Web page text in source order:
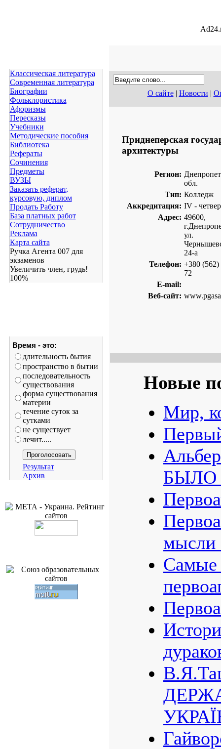
Классическая литература
Современная литература
Биографии
Фольклористика
Афоризмы
Пересказы
Учебники
Методические пособия
Библиотека
Рефераты
Сочинения
Предметы
ВУЗЫ
Заказать реферат,
курсовую, диплом
Продать Работу
База платных работ
Сотрудничество
Реклама
Карта сайта
Ручка Агента 007 для
экзаменов
Увеличить член, грудь!
100%
Время - это:
длительность бытия
пространство в бытии
последовательность
существования
форма существования
материи
течение суток за
сутками
не существует
лечит.....
Результат
Архив
О сайте| Новости |
Приднеперская
архитектуры
Регион:
обл.
Тип: Колледж
Аккредитация: IV -
Адрес: 49600,
ул.
24-а
Телефон: +380 (562)
72
E-mail:
Веб-сайт:
Новые
Мир,
БЫЛО
мысли
Самые